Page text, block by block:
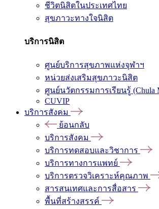
ชีวิตนิสิตในประเทศไทย
สุขภาวะทางใจนิสิต
บริการนิสิต
ศูนย์บริการสุขภาพแห่งจุฬาฯ
หน่วยส่งเสริมสุขภาวะนิสิต
ศูนย์นวัตกรรมการเรียนรู้ (Chula
CUVIP
บริการสังคม
ย้อนกลับ
บริการสังคม
บริการทดสอบและวิชาการ
บริการทางการแพทย์
บริการตรวจวิเคราะห์คุณภาพ
สารสนเทศและการสื่อสาร
พื้นที่สร้างสรรค์